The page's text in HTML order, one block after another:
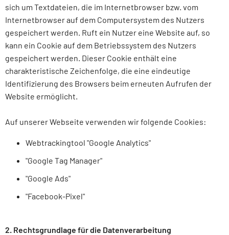
sich um Textdateien, die im Internetbrowser bzw. vom
Internetbrowser auf dem Computersystem des Nutzers
gespeichert werden. Ruft ein Nutzer eine Website auf, so
kann ein Cookie auf dem Betriebssystem des Nutzers
gespeichert werden. Dieser Cookie enthält eine
charakteristische Zeichenfolge, die eine eindeutige
Identifizierung des Browsers beim erneuten Aufrufen der
Website ermöglicht.
Auf unserer Webseite verwenden wir folgende Cookies:
Webtrackingtool "Google Analytics"
"Google Tag Manager"
"Google Ads"
"Facebook-Pixel"
2. Rechtsgrundlage für die Datenverarbeitung